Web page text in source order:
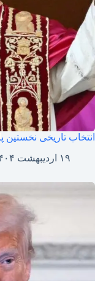
انتخاب تاریخی
۱۹ اردیبهشت ۱۴۰۴